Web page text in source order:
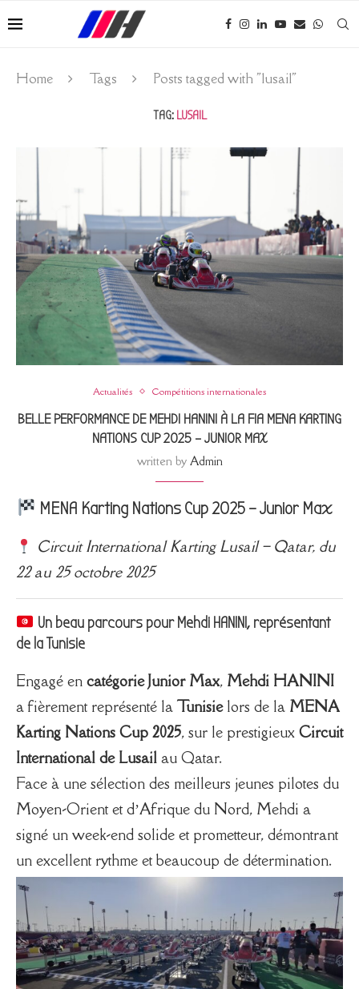
Home Tags Posts tagged with "lusail"
TAG: LUSAIL
Actualités Compétitions internationales
BELLE PERFORMANCE DE MEHDI HANINI À LA FIA MENA KARTING
NATIONS CUP 2025 – JUNIOR MAX
written by Admin
MENA Karting Nations Cup 2025 – Junior Max
Circuit International Karting Lusail – Qatar, du
22 au 25 octobre 2025
Un beau parcours pour Mehdi HANINI, représentant
de la Tunisie
Engagé en catégorie Junior Max, Mehdi HANINI
a fièrement représenté la Tunisielors de la MENA
Karting Nations Cup 2025, sur le prestigieux Circuit
International de Lusail au Qatar.
Face à une sélection des meilleurs jeunes pilotes du
Moyen-Orient et d’Afrique du Nord, Mehdi a
signé un week-end solide et prometteur, démontrant
un excellent rythme et beaucoup de détermination.